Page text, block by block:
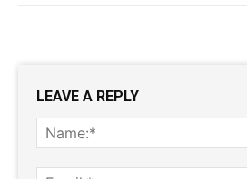
LEAVE A REPLY